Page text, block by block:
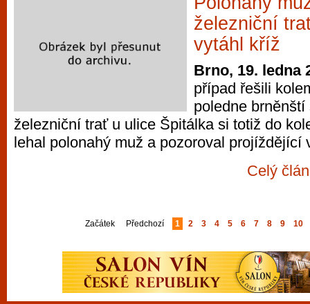
železniční
vytáhl kříž
Brno, 19. ledna
případ řešili
poledne
železniční trať u ulice Špitálka si totiž do
lehal polonahý muž a pozoroval projíždějící
Celý
Začátek Předchozí 1 2 3 4 5 6 7 8 9 10